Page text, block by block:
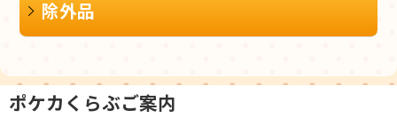
除外品
ポケカくらぶご案内